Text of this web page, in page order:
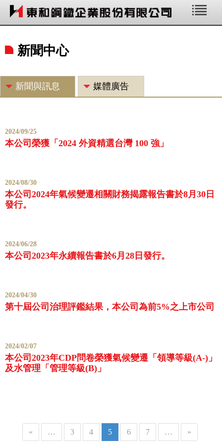
公司沿革
新聞中心
關係企業
新聞中心
新聞與訊息 媒體廣告
2024/09/25
本公司榮獲「2024 外資精選台灣 100 強」
2024/08/30
本公司2024年氣候變遷相關財務揭露報告書於8月30日
發行。
2024/06/28
本公司2023年永續報告書於6月28日發行。
2024/04/30
第十屆公司治理評鑑結果，本公司為前5%之上市公司
2024/02/07
本公司2023年CDP問卷榮獲氣候變遷「領導等級(A-)」
及水管理「管理等級(B)」
« … 3 4 5 6 7 … »